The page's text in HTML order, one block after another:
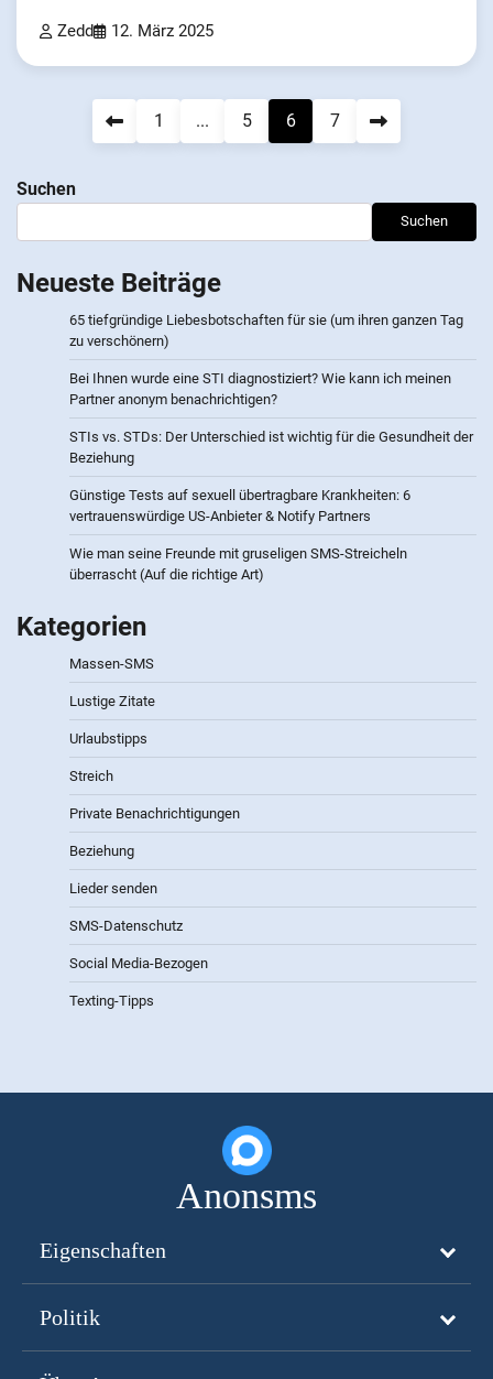
Zedd 12. März 2025
Beitragsnavigation
1 ... 5 6 7
Suchen
Suchen
Neueste Beiträge
65 tiefgründige Liebesbotschaften für sie (um ihren ganzen Tag
zu verschönern)
Bei Ihnen wurde eine STI diagnostiziert? Wie kann ich meinen
Partner anonym benachrichtigen?
STIs vs. STDs: Der Unterschied ist wichtig für die Gesundheit der
Beziehung
Günstige Tests auf sexuell übertragbare Krankheiten: 6
vertrauenswürdige US-Anbieter & Notify Partners
Wie man seine Freunde mit gruseligen SMS-Streicheln
überrascht (Auf die richtige Art)
Kategorien
Massen-SMS
Lustige Zitate
Urlaubstipps
Streich
Private Benachrichtigungen
Beziehung
Lieder senden
SMS-Datenschutz
Social Media-Bezogen
Texting-Tipps
Anonsms
Eigenschaften
Politik